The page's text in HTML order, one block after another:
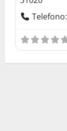
Telefono: